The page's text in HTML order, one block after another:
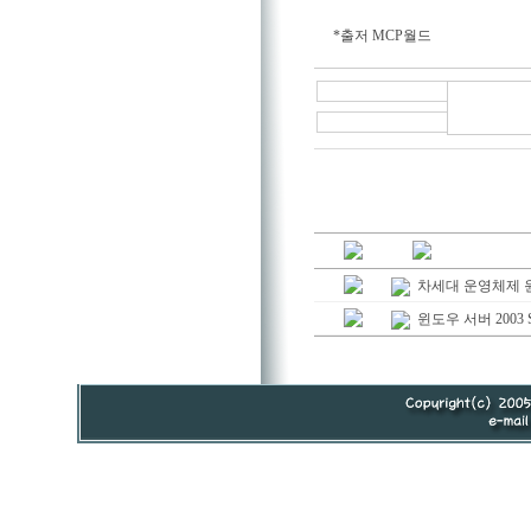
*출저 MCP월드
차세대 운영체제
윈도우 서버 2003